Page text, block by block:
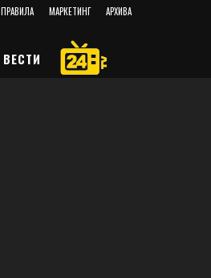
ПРАВИЛА МАРКЕТИНГ АРХИВА
ВЕСТИ